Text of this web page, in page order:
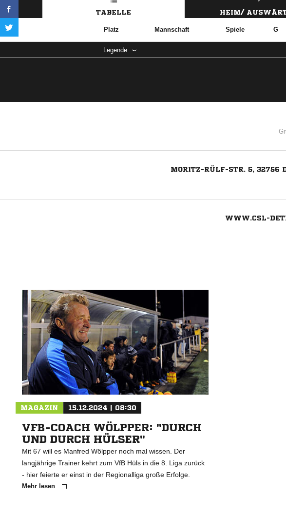
TABELLE HEIM/
Platz Mannschaft Spiele G
Legende
MORITZ-RÜLF-STR. 5, 32756
WWW.CSL-
MAGAZIN 15.12.2024 | 08:30
VFB-COACH WÖLPPER: "DURCH
UND DURCH HÜLSER"
Mit 67 will es Manfred Wölpper noch mal wissen. Der
langjährige Trainer kehrt zum VfB Hüls in die 8. Liga zurück
- hier feierte er einst in der Regionalliga große Erfolge.
Mehr lesen